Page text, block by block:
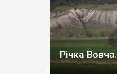
Річка Вовча.